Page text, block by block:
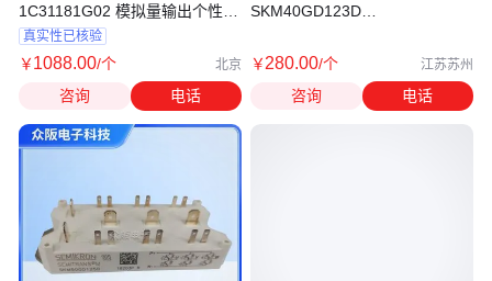
1C31181G02 模拟量输出个性模
块
真实性已核验
￥1088.00/个 北京
咨询 电话
SKM40GD123D
优惠
￥280.00/个 江苏苏州
咨询 电话